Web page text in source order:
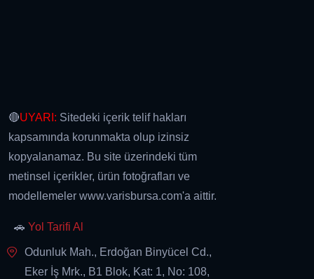
🔴UYARI: Sitedeki içerik telif hakları
kapsamında korunmakta olup izinsiz
kopyalanamaz. Bu site üzerindeki tüm
metinsel içerikler, ürün fotoğrafları ve
modellemeler www.varisbursa.com'a aittir.
🚗 Yol Tarifi Al
Odunluk Mah., Erdoğan Binyücel Cd.,
Eker İş Mrk., B1 Blok, Kat: 1, No: 108,